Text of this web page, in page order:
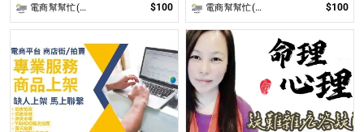
電商幫幫忙(電商平台代營運/電商上架/運營策略/網路行銷) $100 電商幫幫忙(電商平台代營運/電商上架/運營策略/網路行銷) $100